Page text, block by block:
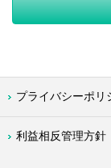
プライバシーポリ
利益相反管理方針